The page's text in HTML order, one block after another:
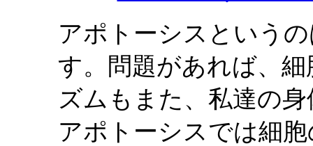
アポトーシスという
す。問題があれば、
ズムもまた、私達の
アポトーシスでは細